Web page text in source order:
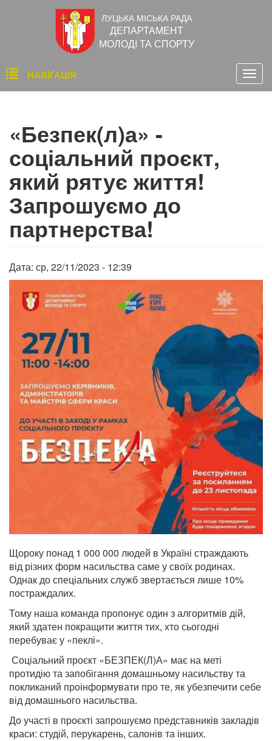
ЛУЦЬКА МІСЬКА РАДА
ДЕПАРТАМЕНТ
МОЛОДІ ТА СПОРТУ
Основна
навіґація
НАВІҐАЦІЯ
«Безпек(л)а» -
соціальний проєкт,
який рятує життя!
Запрошуємо до
партнерства!
Дата: ср, 22/11/2023 - 12:39
Щороку понад 1 000 000 людей в Україні страждають
від різних форм насильства саме у своїх родинах.
Однак до спеціальних служб звертається лише 10%
постраждалих.
Тому наша команда пропонує один з алгоритмів дій,
який здатен покращити життя тих, хто сьогодні
перебуває у «пеклі».
Соціальний проєкт «БЕЗПЕК(Л)А» має на меті
протидію та запобігання домашньому насильству та
покликаний проінформувати про те, як убезпечити себе
від домашнього насильства.
До участі в проєкті запрошуємо представників закладів
краси: студій, перукарень, салонів та інших.